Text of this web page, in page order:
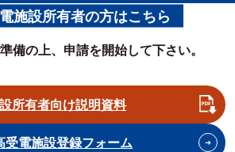
施設所有者の方はこちら
備の上、申請を開始して下さい。
所有者向け説明資料
受電施設登録フォーム